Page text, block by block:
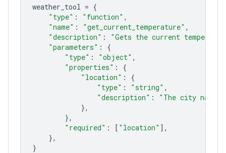
weather_tool = {
"type" : "function" ,
"name" : "get_current_temperature" ,
"description" :
"Gets the current
"parameters" :
{
"type" : "object" ,
"properties" :
{
"location" :
{
"type" : "string" ,
"description" :
"The city name,
},
},
"required" : [ "location" ],
},
}